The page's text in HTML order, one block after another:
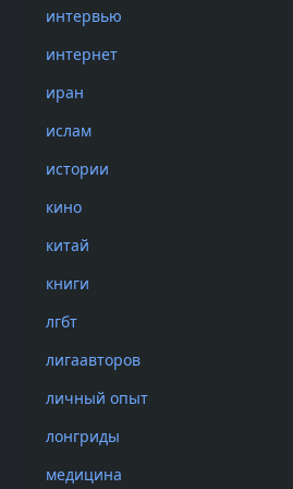
интервью
интернет
иран
ислам
истории
кино
китай
книги
лгбт
лигаавторов
личный опыт
лонгриды
медицина